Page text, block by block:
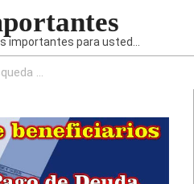
importantes para usted...